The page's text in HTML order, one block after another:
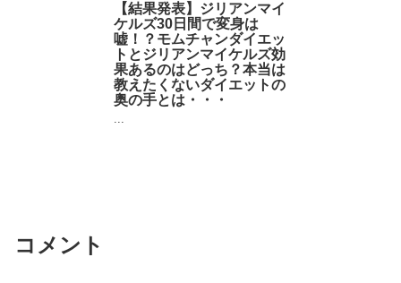
【結果発表】ジリアンマイ
ケルズ30日間で変身は
嘘！？モムチャンダイエッ
トとジリアンマイケルズ効
果あるのはどっち？本当は
教えたくないダイエットの
奥の手とは・・・
...
コメント